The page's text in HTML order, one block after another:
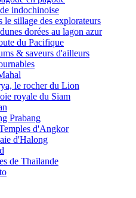
indochinoise
le sillage des explorateurs
dorées au lagon azur
du Pacifique
& saveurs d'ailleurs
le rocher du Lion
royale du Siam
Prabang
d'Angkor
d'Halong
de Thaïlande